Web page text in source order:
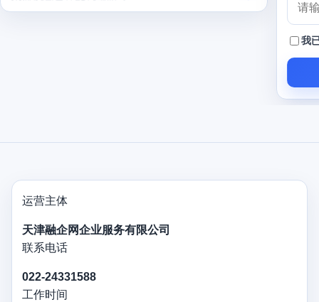
我
运营主体
天津融企网企业服务有限公司
联系电话
022-24331588
工作时间